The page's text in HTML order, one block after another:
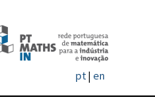
pt| en